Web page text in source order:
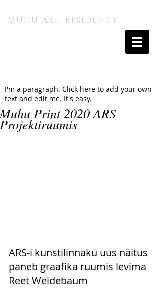
MUHU ART RESIDENCY
I'm a paragraph. Click here to add your own
text and edit me. It's easy.
Muhu Print 2020 ARS
Projektiruumis
ARS-i kunstilinnaku uus näitus
paneb graafika ruumis levima
Reet Weidebaum